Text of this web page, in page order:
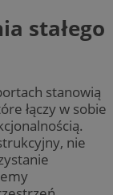
stałego
stanowią
łączy w sobie
nie